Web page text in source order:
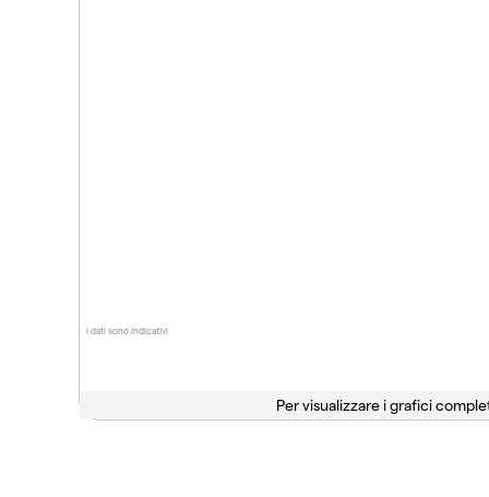
I dati sono indicativi
Per visualizzare i grafici